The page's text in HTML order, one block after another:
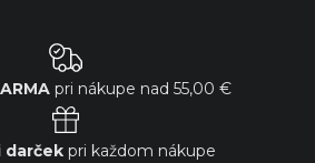
pri nákupe nad 55,00 €
darček pri každom nákupe